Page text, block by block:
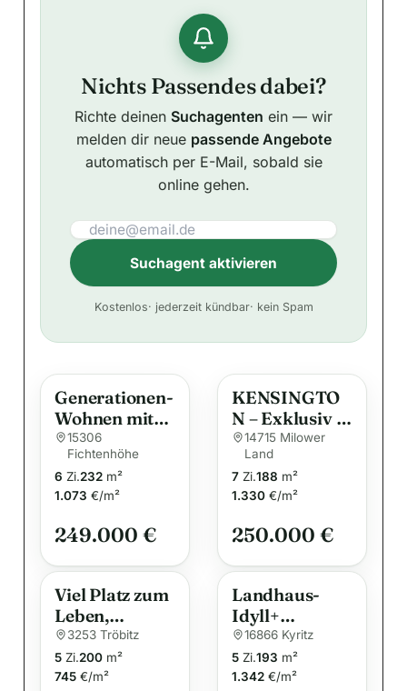
Nichts Passendes dabei?
Richte deinen Suchagenten ein — wir
melden dir neue passende Angebote
automatisch per E-Mail, sobald sie
online gehen.
Suchagent aktivieren
t
Kostenlos· jederzeit kündbar· kein Spam
Generationen-
Wohnen mit
viel Platz: 6-
Zimmer-
Einfamilienha
us im
Bungalow-Stil
mit Garten
und Pool
15306
Fichtenhöhe
6 Zi.232 m²
1.073 €/m²
249.000 €
KENSINGTO
N – Exklusiv –
Wohn-
Geschäftshaus
mit
zusätzlicher
Einliegerwohn
ung und
großer PV-
Anlage
14715 Milower
Land
7 Zi.188 m²
1.330 €/m²
250.000 €
Viel Platz zum
Leben,
Genießen und
Wohlfühlen –
großzügiges
3253 Tröbitz
5 Zi.200 m²
745 €/m²
Landhaus-
Idyll+
Einliegerwohn
ung: Viel Platz
für Familie,
16866 Kyritz
5 Zi.193 m²
1.342 €/m²